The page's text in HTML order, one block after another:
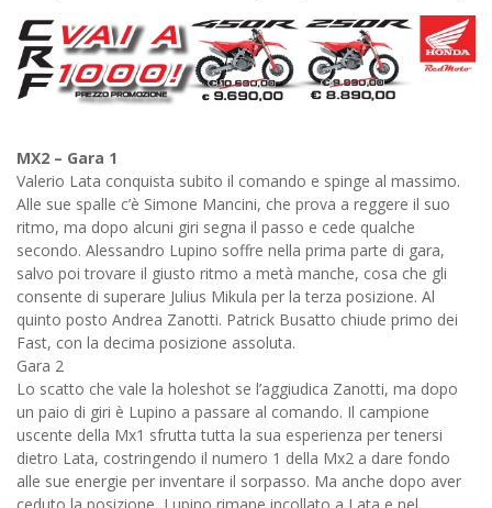
MX2 – Gara 1
Valerio Lata conquista subito il comando e spinge al massimo.
Alle sue spalle c’è Simone Mancini, che prova a reggere il suo
ritmo, ma dopo alcuni giri segna il passo e cede qualche
secondo. Alessandro Lupino soffre nella prima parte di gara,
salvo poi trovare il giusto ritmo a metà manche, cosa che gli
consente di superare Julius Mikula per la terza posizione. Al
quinto posto Andrea Zanotti. Patrick Busatto chiude primo dei
Fast, con la decima posizione assoluta.
Gara 2
Lo scatto che vale la holeshot se l’aggiudica Zanotti, ma dopo
un paio di giri è Lupino a passare al comando. Il campione
uscente della Mx1 sfrutta tutta la sua esperienza per tenersi
dietro Lata, costringendo il numero 1 della Mx2 a dare fondo
alle sue energie per inventare il sorpasso. Ma anche dopo aver